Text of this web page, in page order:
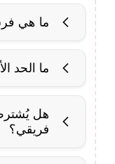
ما هي
ما الحد
هل
فريقي؟